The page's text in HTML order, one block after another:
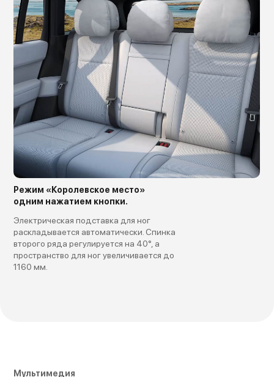
Режим «Королевское место»
одним нажатием кнопки.
Электрическая подставка для ног
раскладывается автоматически. Спинка
второго ряда регулируется на 40°, а
пространство для ног увеличивается до
1160 мм.
Мультимедия